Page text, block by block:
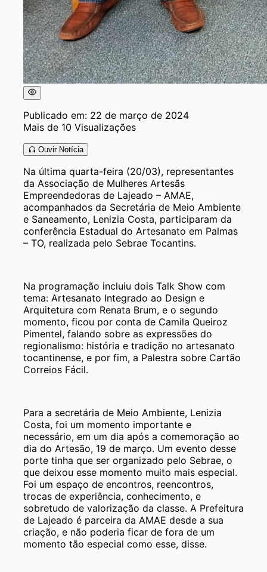
Publicado em: 22 de março de 2024
Mais de 10 Visualizações
Ouvir Notícia
Na última quarta-feira (20/03), representantes
da Associação de Mulheres Artesãs
Empreendedoras de Lajeado – AMAE,
acompanhados da Secretária de Meio Ambiente
e Saneamento, Lenizia Costa, participaram da
conferência Estadual do Artesanato em Palmas
– TO, realizada pelo Sebrae Tocantins.
Na programação incluiu dois Talk Show com
tema: Artesanato Integrado ao Design e
Arquitetura com Renata Brum, e o segundo
momento, ficou por conta de Camila Queiroz
Pimentel, falando sobre as expressões do
regionalismo: história e tradição no artesanato
tocantinense, e por fim, a Palestra sobre Cartão
Correios Fácil.
Para a secretária de Meio Ambiente, Lenizia
Costa, foi um momento importante e
necessário, em um dia após a comemoração ao
dia do Artesão, 19 de março. Um evento desse
porte tinha que ser organizado pelo Sebrae, o
que deixou esse momento muito mais especial.
Foi um espaço de encontros, reencontros,
trocas de experiência, conhecimento, e
sobretudo de valorização da classe. A Prefeitura
de Lajeado é parceira da AMAE desde a sua
criação, e não poderia ficar de fora de um
momento tão especial como esse, disse.